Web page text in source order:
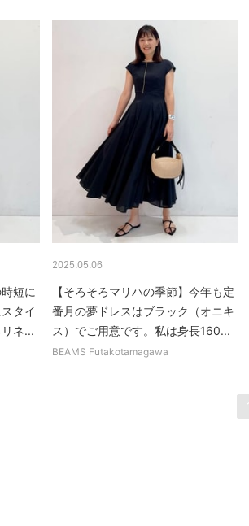
短に
タイ
ネ...
2025.05.06
【そろそろマリハの季節】今年も定
番月の夢ドレスはブラック（オニキ
ス）でご用意です。私は身長160...
BEAMS Futakotamagawa
1